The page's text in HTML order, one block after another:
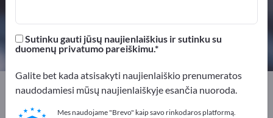
2
Exportpages
Chemija ir farmacija
Neorganiniai chemikalai
Sutinku gauti jūsų naujienlaiškius ir sutinku su
duomenų privatumo pareiškimu.
Galite bet kada atsisakyti naujienlaiškio prenumeratos
naudodamiesi mūsų naujienlaiškyje esančia nuoroda.
Mes naudojame "Brevo" kaip savo rinkodaros platformą.